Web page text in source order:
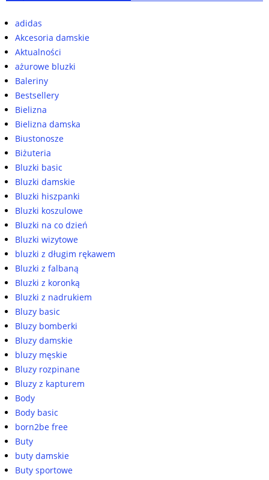
adidas
Akcesoria damskie
Aktualności
ażurowe bluzki
Baleriny
Bestsellery
Bielizna
Bielizna damska
Biustonosze
Biżuteria
Bluzki basic
Bluzki damskie
Bluzki hiszpanki
Bluzki koszulowe
Bluzki na co dzień
Bluzki wizytowe
bluzki z długim rękawem
Bluzki z falbaną
Bluzki z koronką
Bluzki z nadrukiem
Bluzy basic
Bluzy bomberki
Bluzy damskie
bluzy męskie
Bluzy rozpinane
Bluzy z kapturem
Body
Body basic
born2be free
Buty
buty damskie
Buty sportowe